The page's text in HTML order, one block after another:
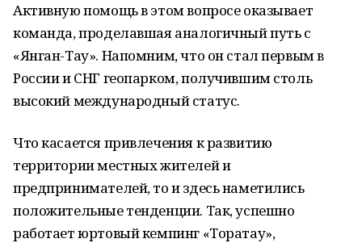
Активную помощь в этом вопросе оказывает
команда, проделавшая аналогичный путь с
«Янган-Тау». Напомним, что он стал первым в
России и СНГ геопарком, получившим столь
высокий международный статус.
Что касается привлечения к развитию
территории местных жителей и
предпринимателей, то и здесь наметились
положительные тенденции. Так, успешно
работает юртовый кемпинг «Торатау»,